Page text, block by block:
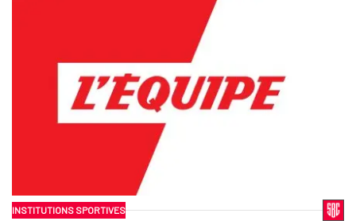
INSTITUTIONS SPORTIVES